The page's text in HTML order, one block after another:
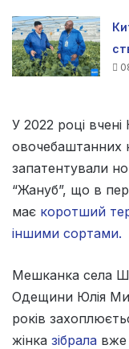
У 2022 році
овочебаштанних
запатентували
“Жануб”, що в
має коротший
іншими сортами.
Мешканка села
Одещини Юлія
років
жінка зібрала вже